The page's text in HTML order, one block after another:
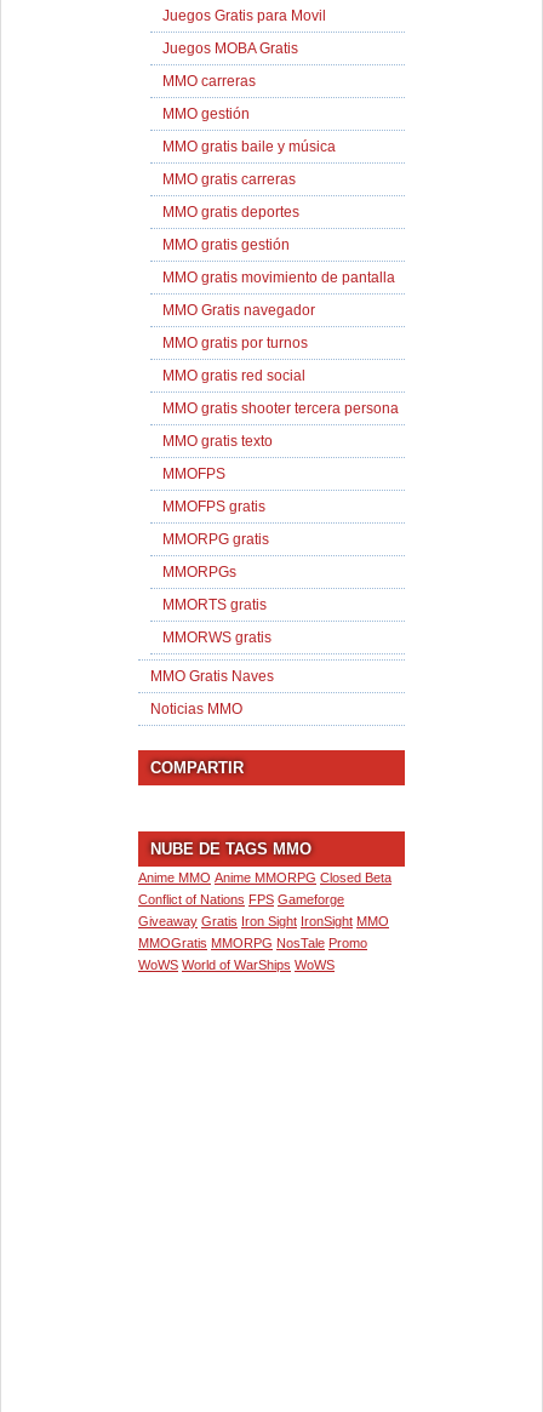
Juegos Gratis para Movil
Juegos MOBA Gratis
MMO carreras
MMO gestión
MMO gratis baile y música
MMO gratis carreras
MMO gratis deportes
MMO gratis gestión
MMO gratis movimiento de pantalla
MMO Gratis navegador
MMO gratis por turnos
MMO gratis red social
MMO gratis shooter tercera persona
MMO gratis texto
MMOFPS
MMOFPS gratis
MMORPG gratis
MMORPGs
MMORTS gratis
MMORWS gratis
MMO Gratis Naves
Noticias MMO
COMPARTIR
NUBE DE TAGS MMO
Anime MMO Anime MMORPG Closed Beta
Conflict of Nations FPS Gameforge
Giveaway Gratis Iron Sight IronSight MMO
MMOGratis MMORPG NosTale Promo
WoWS World of WarShips WoWS